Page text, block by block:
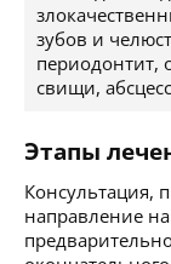
зубов и
периодонтит,
свищи,
Этапы
Консультация,
направление